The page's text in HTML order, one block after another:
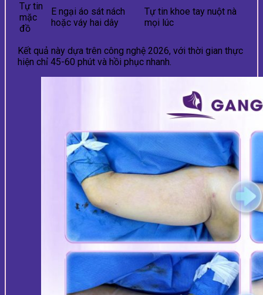
Tự tin
mặc
đồ
E ngại áo sát nách
hoặc váy hai dây
Tự tin khoe tay nuột nà
mọi lúc
Kết quả này dựa trên công nghệ 2026, với thời gian thực
hiện chỉ 45-60 phút và hồi phục nhanh.